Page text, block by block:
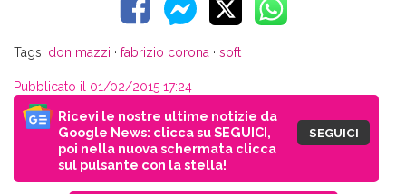
Tags: don mazzi · fabrizio corona · soft
Pubblicato il 01/02/2015 17:24
Ricevi le nostre ultime notizie da
Google News: clicca su SEGUICI,
poi nella nuova schermata clicca
sul pulsante con la stella!
SEGUICI